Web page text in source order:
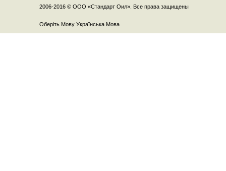
2006-2016 © ООО «Стандарт Оил». Все права защищены
Оберіть Мову Українська Мова